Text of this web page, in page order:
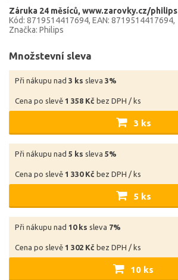
Záruka 24 měsíců www.zarovky.cz/philips
Kód: 8719514417694 EAN: 8719514417694
Značka: Philips
Množstevní sleva
Při nákupu nad 3 ks sleva 3%
Cena po slevě 1 358 Kč bez DPH / ks
3 ks
Při nákupu nad 5 ks sleva 5%
Cena po slevě 1 330 Kč bez DPH / ks
5 ks
Při nákupu nad 10 ks sleva 7%
Cena po slevě 1 302 Kč bez DPH / ks
10 ks